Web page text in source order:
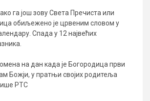
га још зову Света Пречиста или
обиљежено је црвеним словом у
Спада у 12 највећих
на дан када је Богородица први
Божји, у пратњи својих родитеља
РТС